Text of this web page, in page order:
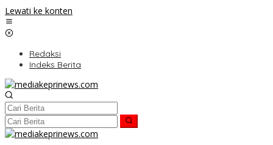
Lewati ke konten
Redaksi
Indeks Berita